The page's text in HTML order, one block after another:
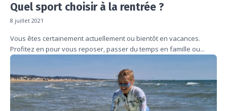
Quel sport choisir à la rentrée ?
8 juillet 2021
Vous êtes certainement actuellement ou bientôt en vacances.
Profitez en pour vous reposer, passer du temps en famille ou...